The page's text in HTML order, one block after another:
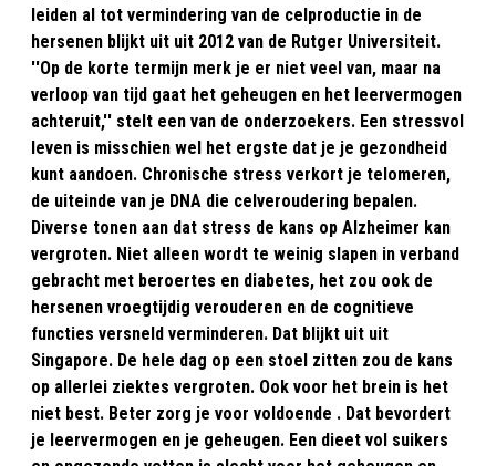
leiden al tot vermindering van de celproductie in de
hersenen blijkt uit uit 2012 van de Rutger Universiteit.
''Op de korte termijn merk je er niet veel van, maar na
verloop van tijd gaat het geheugen en het leervermogen
achteruit,'' stelt een van de onderzoekers. Een stressvol
leven is misschien wel het ergste dat je je gezondheid
kunt aandoen. Chronische stress verkort je telomeren,
de uiteinde van je DNA die celveroudering bepalen.
Diverse tonen aan dat stress de kans op Alzheimer kan
vergroten. Niet alleen wordt te weinig slapen in verband
gebracht met beroertes en diabetes, het zou ook de
hersenen vroegtijdig verouderen en de cognitieve
functies versneld verminderen. Dat blijkt uit uit
Singapore. De hele dag op een stoel zitten zou de kans
op allerlei ziektes vergroten. Ook voor het brein is het
niet best. Beter zorg je voor voldoende . Dat bevordert
je leervermogen en je geheugen. Een dieet vol suikers